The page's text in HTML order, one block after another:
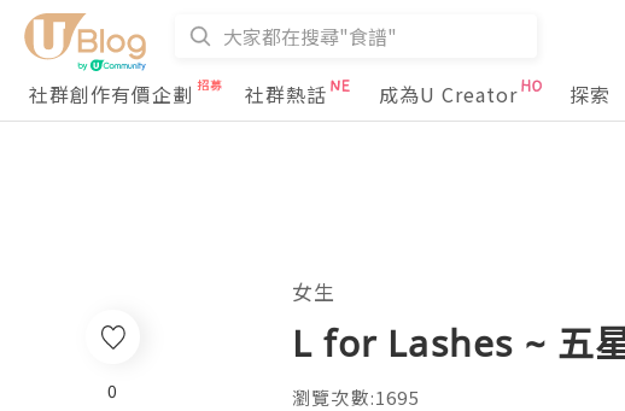
社群創作有價企劃
社群熱話 成為U Creator 探索
0
女生
L for Lashes ~ 五
瀏覽次數:1695